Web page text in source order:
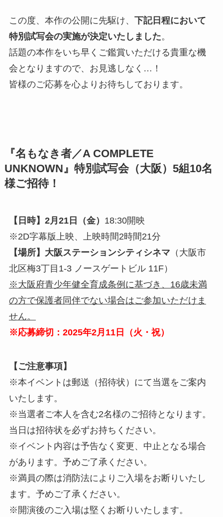
この度、本作の公開に先駆け、 下記日程において
特別試写会の実施が決定いたしました。
話題の本作をいち早くご鑑賞いただける貴重な機
会となりますので、お見逃しなく…！
皆様のご応募を心よりお待ちしております。
『名もなき者／A COMPLETE
UNKNOWN』特別試写会（大阪）5組10名
様ご招待！
【日時】2月21日（金） 18:30開映
※2D字幕版上映、上映時間2時間21分
【場所】大阪ステーションシティシネマ （大阪市
北区梅3丁目1-3 ノースゲートビル 11F）
※大阪府青少年健全育成条例に基づき、16歳未満
の方で保護者同伴でない場合はご参加いただけま
せん。
※応募締切：2025年2月11日（火・祝）
【ご注意事項】
※本イベントは郵送（招待状）にて当選をご案内
いたします。
※当選者ご本人を含む2名様のご招待となります。
当日は招待状を必ずお持ちください。
※イベント内容は予告なく変更、中止となる場合
があります。予めご了承ください。
※満員の際は消防法によりご入場をお断りいたし
ます。予めご了承ください。
※開演後のご入場は堅くお断りいたします。